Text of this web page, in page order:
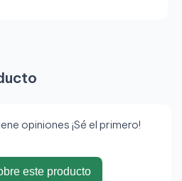
opiniones ¡Sé el primero!
este producto